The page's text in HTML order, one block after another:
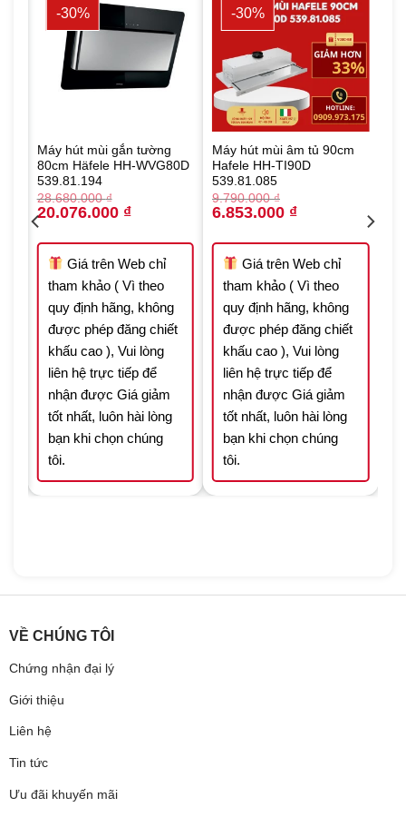
-30%
Máy hút mùi gắn tường
80cm Häfele HH-WVG80D
539.81.194
28.680.000₫
Original
price
was:
28.680.000 ₫.
20.076.000 ₫Current
price
20.076.000 ₫.
Giá trên Web chỉ
tham khảo ( Vì theo
quy định hãng, không
được phép đăng chiết
khấu cao ), Vui lòng
liên hệ trực tiếp để
nhận được Giá giảm
tốt nhất, luôn hài lòng
bạn khi chọn chúng
tôi.
-30%
Máy hút mùi âm tủ 90cm
Hafele HH-TI90D
539.81.085
9.790.000₫
Original
price
9.790.000 ₫.
6.853.000 ₫Current
price
6.853.000 ₫.
Giá trên Web chỉ
tham khảo ( Vì theo
quy định hãng, không
được phép đăng chiết
khấu cao ), Vui lòng
liên hệ trực tiếp để
nhận được Giá giảm
tốt nhất, luôn hài lòng
bạn khi chọn chúng
tôi.
VỀ CHÚNG TÔI
Chứng nhận đại lý
Giới thiệu
Liên hệ
Tin tức
Ưu đãi khuyến mãi